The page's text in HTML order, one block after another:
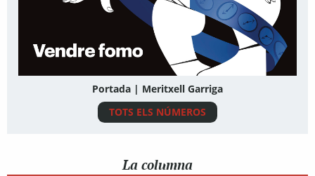
Portada | Meritxell Garriga
TOTS ELS NÚMEROS
La columna